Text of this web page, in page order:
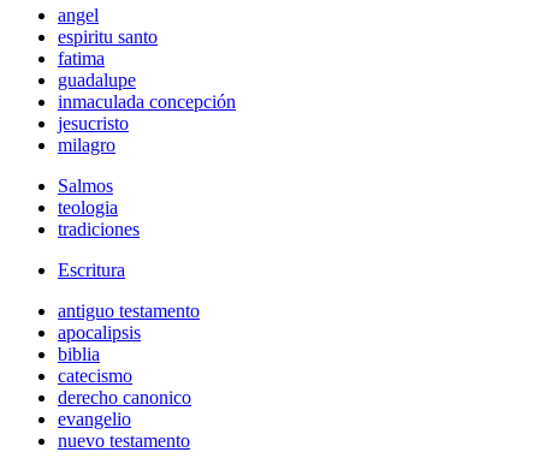
angel
espiritu santo
fatima
guadalupe
inmaculada concepción
jesucristo
milagro
Salmos
teologia
tradiciones
Escritura
antiguo testamento
apocalipsis
biblia
catecismo
derecho canonico
evangelio
nuevo testamento